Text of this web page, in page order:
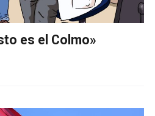
es el Colmo»